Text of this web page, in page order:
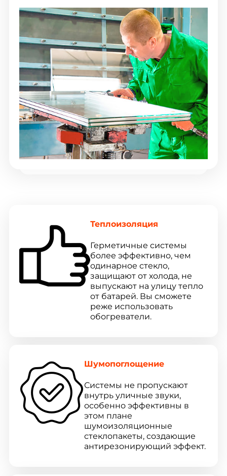
Теплоизоляция
Герметичные системы
более эффективно, чем
одинарное стекло,
защищают от холода, не
выпускают на улицу тепло
от батарей. Вы сможете
реже использовать
обогреватели.
Шумопоглощение
Системы не пропускают
внутрь уличные звуки,
особенно эффективны в
этом плане
шумоизоляционные
стеклопакеты, создающие
антирезонирующий эффект.